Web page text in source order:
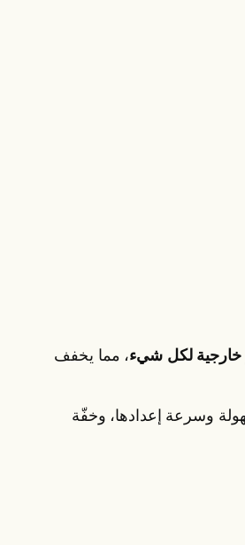
خارجية لكل شيء، مما يخفف
وسرعة إعدادها، وخفّة